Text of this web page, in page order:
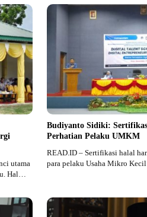
utama
Hal…
Budiyanto Sidiki:
Perhatian Pelaku UMKM
READ.ID – Sertifikasi halal
para pelaku Usaha Mikro